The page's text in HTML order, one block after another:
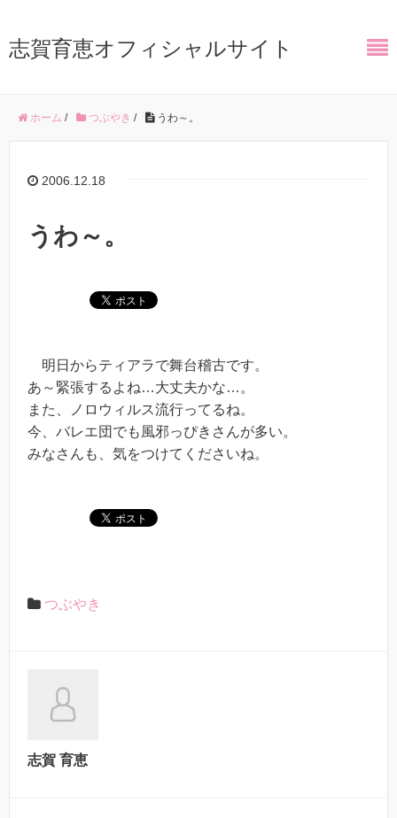
志賀育恵オフィシャルサイト
ホーム / つぶやき / うわ～。
2006.12.18
うわ～。
明日からティアラで舞台稽古です。
あ～緊張するよね…大丈夫かな…。
また、ノロウィルス流行ってるね。
今、バレエ団でも風邪っぴきさんが多い。
みなさんも、気をつけてくださいね。
つぶやき
志賀 育恵